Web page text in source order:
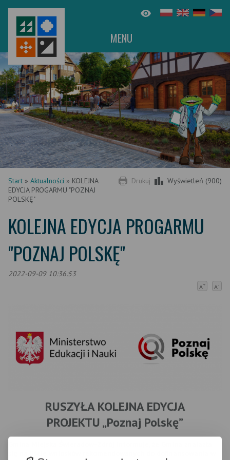
MENU
Drukuj Wyświetleń (900)
Start » Aktualności » KOLEJNA
EDYCJA PROGARMU "POZNAJ
POLSKĘ"
KOLEJNA EDYCJA PROGARMU
"POZNAJ POLSKĘ"
2022-09-09 10:36:53
A+ A-
RUSZYŁA KOLEJNA EDYCJA
PROJEKTU „Poznaj Polskę”